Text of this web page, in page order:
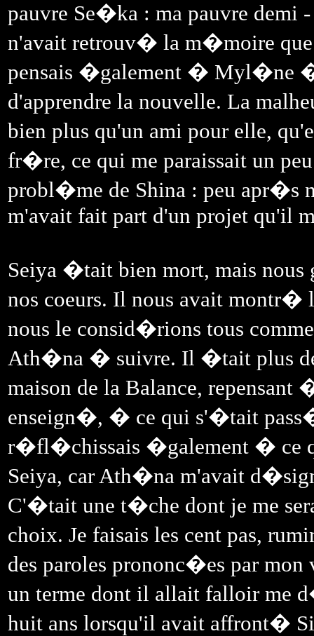
pauvre Se�ka : ma pauvre
n'avait retrouv� la m�moire
pensais �galement � Myl�ne
d'apprendre la nouvelle. La
bien plus qu'un ami pour elle,
fr�re, ce qui me paraissait un
probl�me de Shina : peu apr�s
m'avait fait part d'un projet qu'il
Seiya �tait bien mort, mais nous
nos coeurs. Il nous avait montr�
nous le consid�rions tous
Ath�na � suivre. Il �tait plus de
maison de la Balance,
enseign�, � ce qui s'�tait
r�fl�chissais �galement � ce
Seiya, car Ath�na m'avait
C'�tait une t�che dont je me
choix. Je faisais les cent pas,
des paroles prononc�es par
un terme dont il allait falloir me
huit ans lorsqu'il avait affront�